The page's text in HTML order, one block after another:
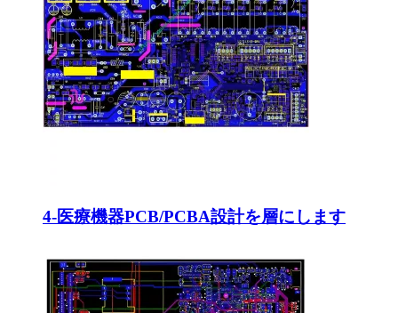
4-医療機器PCB/PCBA設計を層にします